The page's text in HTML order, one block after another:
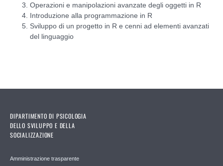
Operazioni e manipolazioni avanzate degli oggetti in R
Introduzione alla programmazione in R
Sviluppo di un progetto in R e cenni ad elementi avanzati
del linguaggio
DIPARTIMENTO DI PSICOLOGIA
DELLO SVILUPPO E DELLA
SOCIALIZZAZIONE
Amministrazione trasparente